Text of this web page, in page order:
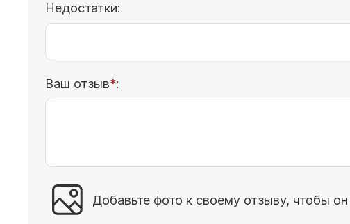
Недостатки:
Ваш отзыв :
Добавьте фото к своему отзыву, чтобы